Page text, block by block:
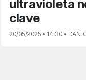
ultravioleta
clave
20/05/2025 • 14:30 • DANI